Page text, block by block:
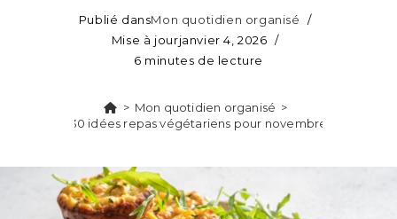
Publié dansMon quotidien organisé
Mise à jourjanvier 4, 2026
6 minutes de lecture
> Mon quotidien organisé >
30 idées repas végétariens pour novembre